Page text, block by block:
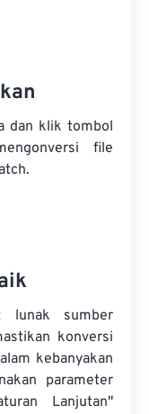
dan klik tombol
file
lunak sumber
konversi
kebanyakan
parameter
Lanjutan"